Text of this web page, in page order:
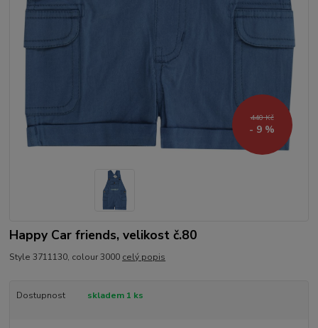
440 Kč
- 9 %
Happy Car friends, velikost č.80
Style 3711130, colour 3000 celý popis
Dostupnost skladem 1 ks